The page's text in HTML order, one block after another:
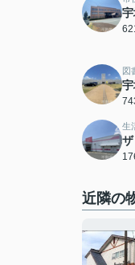
図
生
近隣の